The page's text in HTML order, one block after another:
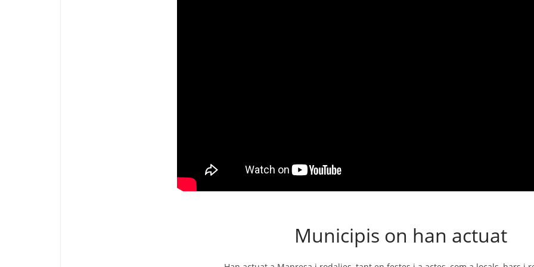
Municipis on han actuat